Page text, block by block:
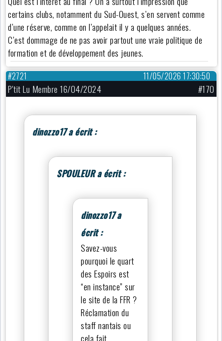
certains clubs, notamment du Sud-Ouest, s’en servent comme
d’une réserve, comme on l’appelait il y a quelques années.
C’est dommage de ne pas avoir partout une vraie politique de
formation et de développement des jeunes.
11/05/2026 17:30:50
#2721
P'tit Lu Membre 16/04/2024 #170
dinozzo17 a écrit :
SPOULEUR a écrit :
dinozzo17 a
écrit :
Savez-vous
pourquoi le quart
des Espoirs est
“en instance” sur
le site de la FFR ?
Réclamation du
staff nantais ou
cela fait